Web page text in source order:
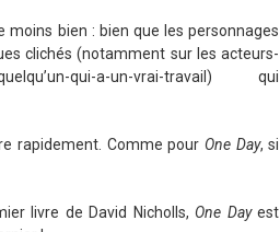
moins bien : bien que les personnages
clichés (notamment sur les acteurs-
quelqu’un-qui-a-un-vrai-travail) qui
rapidement. Comme pour One Day, si
livre de David Nicholls, One Dayest